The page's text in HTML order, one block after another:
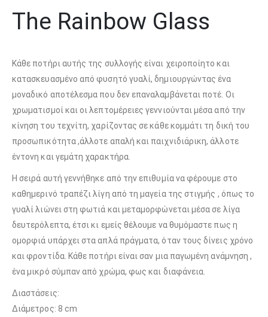
The Rainbow Glass
Κάθε ποτήρι αυτής της συλλογής είναι χειροποίητο και
κατασκευασμένο από φυσητό γυαλί, δημιουργώντας ένα
μοναδικό αποτέλεσμα που δεν επαναλαμβάνεται ποτέ. Οι
χρωματισμοί και οι λεπτομέρειες γεννιούνται μέσα από την
κίνηση του τεχνίτη, χαρίζοντας σε κάθε κομμάτι τη δική του
προσωπικότητα ,άλλοτε απαλή και παιχνιδιάρικη, άλλοτε
έντονη και γεμάτη χαρακτήρα.
Η σειρά αυτή γεννήθηκε από την επιθυμία να φέρουμε στο
καθημερινό τραπέζι λίγη από τη μαγεία της στιγμής , όπως το
γυαλί λιώνει στη φωτιά και μεταμορφώνεται μέσα σε λίγα
δευτερόλεπτα, έτσι κι εμείς θέλουμε να θυμόμαστε πως η
ομορφιά υπάρχει στα απλά πράγματα, όταν τους δίνεις χρόνο
και φροντίδα. Κάθε ποτήρι είναι σαν μια παγωμένη ανάμνηση ,
ένα μικρό σύμπαν από χρώμα, φως και διαφάνεια.
Διαστάσεις:
Διάμετρος: 8 cm